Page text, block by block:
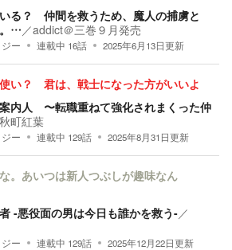
る？ 仲間を救うため、魔人の捕虜と
… ／addict＠三巻９月発売
ー 連載中 16話 2025年6月13日更新
い？ 君は、戦士になった方がいいよ
内人 〜転職重ねて強化されまくった仲
秋町紅葉
ー 連載中 129話 2025年8月31日更新
。あいつは新人つぶしが趣味なん
-悪役面の男は今日も誰かを救う-／
ー 連載中 129話 2025年12月22日更新